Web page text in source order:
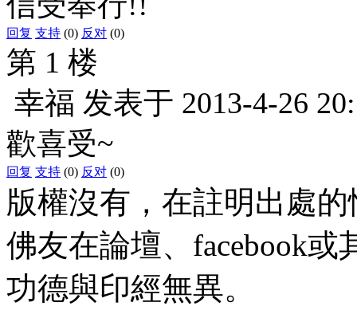
回复 支持 (0) 反对 (0)
第 1 楼
幸福 发表于 2013-4-26
歡喜受~
回复 支持 (0) 反对 (0)
版權沒有，在註明出處
佛友在論壇、facebook
功德與印經無異。